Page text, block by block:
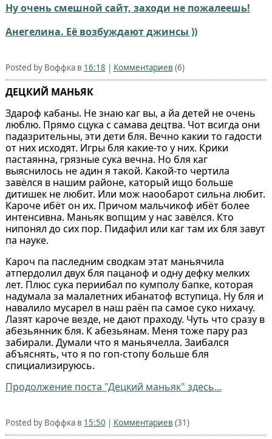
Ну очень смешной сайт, заходи не пожалеешь!
Анегелина. Её возбуждают джинсы ))
Posted by Воффка в 16:18 | Комментариев (6)
ДЕЦКИЙ МАНЬЯК
Здароф кабаны. Не знаю каг вы, а йа детей не очень
люблю. Прямо сцука с самава децтва. Чот всигда они
падазрительны, эти дети бля. Вечно какии то гадости
от них исходят. Игры бля какие-то у них. Крики
пастаянна, грязные сука вечна. Но бля каг
выяснилось не адин я такой. Какой-то чертила
завёлся в нашим районе, каторый ищо больше
дитишек не любит. Или мож наообарот сильна любит.
Кароче ибёт он их. Причом мальчикоф ибёт более
интенсивна. Маньяк вопщим у нас завёлся. Кто
нипонял до сих пор. Пидафил или каг там их бля завут
па науке.
Кароч па паследним сводкам этат маньячила
атпердолил двух бля пацаноф и одну дефку мелких
лет. Плюс сука периибал по кумполу бапке, которая
надумала за малалетних ибанатоф вступица. Ну бля и
навалило мусарел в наш раён па самое суко нихачу.
Лазят кароче везде, не дают праходу. Чуть что сразу в
абезьянник бля. К абезьянам. Меня тоже пару раз
забирали. Думали что я маньячелла. Заибался
абъяснять, что я по гоп-стопу больше бля
спициализируюсь.
Продолжение поста "Децкий маньяк" здесь...
Posted by Воффка в 15:50 | Комментариев (31)